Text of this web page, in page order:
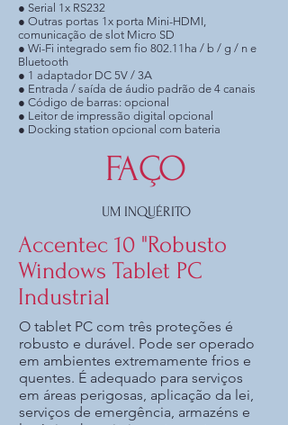
● Serial 1x RS232
● Outras portas 1x porta Mini-HDMI,
comunicação de slot Micro SD
● Wi-Fi integrado sem fio 802.11ha / b / g / n e
Bluetooth
● 1 adaptador DC 5V / 3A
● Entrada / saída de áudio padrão de 4 canais
● Código de barras: opcional
● Leitor de impressão digital opcional
● Docking station opcional com bateria
FAÇO
UM INQUÉRITO
Accentec 10 "Robusto
Windows Tablet PC
Industrial
O tablet PC com três proteções é
robusto e durável. Pode ser operado
em ambientes extremamente frios e
quentes. É adequado para serviços
em áreas perigosas, aplicação da lei,
serviços de emergência, armazéns e